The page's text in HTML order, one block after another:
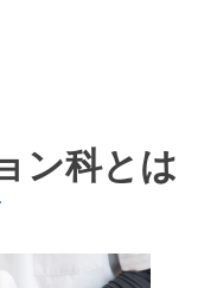
ン科とは